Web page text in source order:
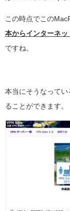
この時点でこの
本からインターネ
ですね。
本当にそうなって
ることができます。